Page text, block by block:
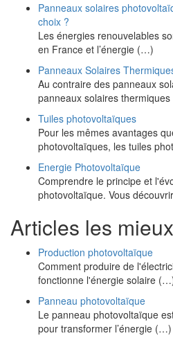
Panneaux solaires
choix ?
Les énergies renouvelables
en France et l’énergie (…)
Panneaux Solaires
Au contraire des panneaux
panneaux solaires
Tuiles photovoltaïques
Pour les mêmes avantages
photovoltaïques, les tuiles
Energie Photovoltaïque
Comprendre le principe et
photovoltaïque. Vous
Articles les
Production photovoltaïque
Comment produire de
fonctionne l'énergie solaire
Panneau photovoltaïque
Le panneau photovoltaïque
pour transformer l’énergie (…)